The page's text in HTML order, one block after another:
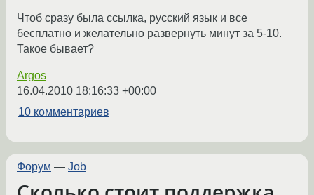
Чтоб сразу была ссылка, русский язык и все
бесплатно и желательно развернуть минут за 5-10.
Такое бывает?
Argos
16.04.2010 18:16:33 +00:00
10 комментариев
Форум — Job